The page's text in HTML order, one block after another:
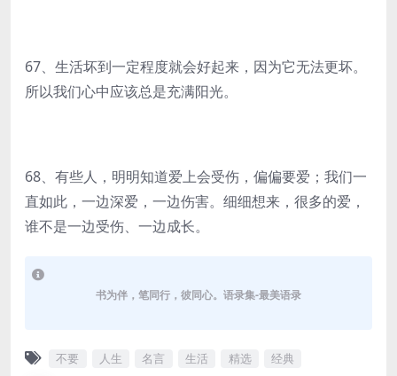
67、生活坏到一定程度就会好起来，因为它无法更坏。
所以我们心中应该总是充满阳光。
68、有些人，明明知道爱上会受伤，偏偏要爱；我们一
直如此，一边深爱，一边伤害。细细想来，很多的爱，
谁不是一边受伤、一边成长。
书为伴，笔同行，彼同心。语录集-最美语录
不要 人生 名言 生活 精选 经典